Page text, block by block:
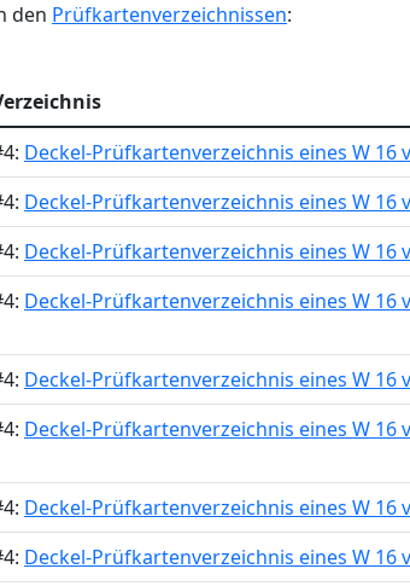
den Prüfkartenverzeichnissen:
Deckel-Prüfkartenverzeichnis eines W 16
Deckel-Prüfkartenverzeichnis eines W 16
Deckel-Prüfkartenverzeichnis eines W 16
Deckel-Prüfkartenverzeichnis eines W 16
Deckel-Prüfkartenverzeichnis eines W 16
Deckel-Prüfkartenverzeichnis eines W 16
Deckel-Prüfkartenverzeichnis eines W 16
Deckel-Prüfkartenverzeichnis eines W 16